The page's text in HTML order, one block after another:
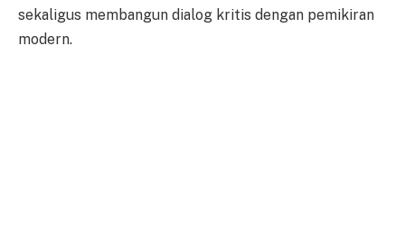
sekaligus membangun dialog kritis dengan pemikiran
modern.